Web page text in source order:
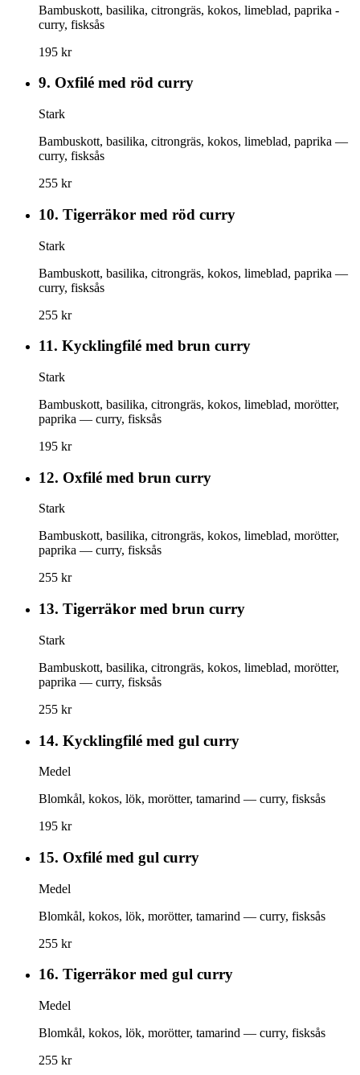
Bambuskott, basilika, citrongräs, kokos, limeblad, paprika -
curry, fisksås
195 kr
9. Oxfilé med röd curry
Stark
Bambuskott, basilika, citrongräs, kokos, limeblad, paprika —
curry, fisksås
255 kr
10. Tigerräkor med röd curry
Stark
Bambuskott, basilika, citrongräs, kokos, limeblad, paprika —
curry, fisksås
255 kr
11. Kycklingfilé med brun curry
Stark
Bambuskott, basilika, citrongräs, kokos, limeblad, morötter,
paprika — curry, fisksås
195 kr
12. Oxfilé med brun curry
Stark
Bambuskott, basilika, citrongräs, kokos, limeblad, morötter,
paprika — curry, fisksås
255 kr
13. Tigerräkor med brun curry
Stark
Bambuskott, basilika, citrongräs, kokos, limeblad, morötter,
paprika — curry, fisksås
255 kr
14. Kycklingfilé med gul curry
Medel
Blomkål, kokos, lök, morötter, tamarind — curry, fisksås
195 kr
15. Oxfilé med gul curry
Medel
Blomkål, kokos, lök, morötter, tamarind — curry, fisksås
255 kr
16. Tigerräkor med gul curry
Medel
Blomkål, kokos, lök, morötter, tamarind — curry, fisksås
255 kr